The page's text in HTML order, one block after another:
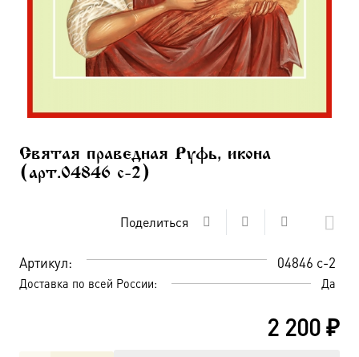
Святая праведная Руфь, икона
(арт.04846 с-2)
Поделиться
Артикул: 04846 с-2
Доставка по всей России: Да
2 200₽